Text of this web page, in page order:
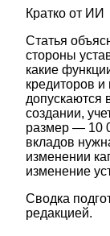
Кратко от ИИ
Статья
стороны
какие
кредиторов и
допускаются
создании,
размер — 10
вкладов
изменении
изменение
Сводка
редакцией.